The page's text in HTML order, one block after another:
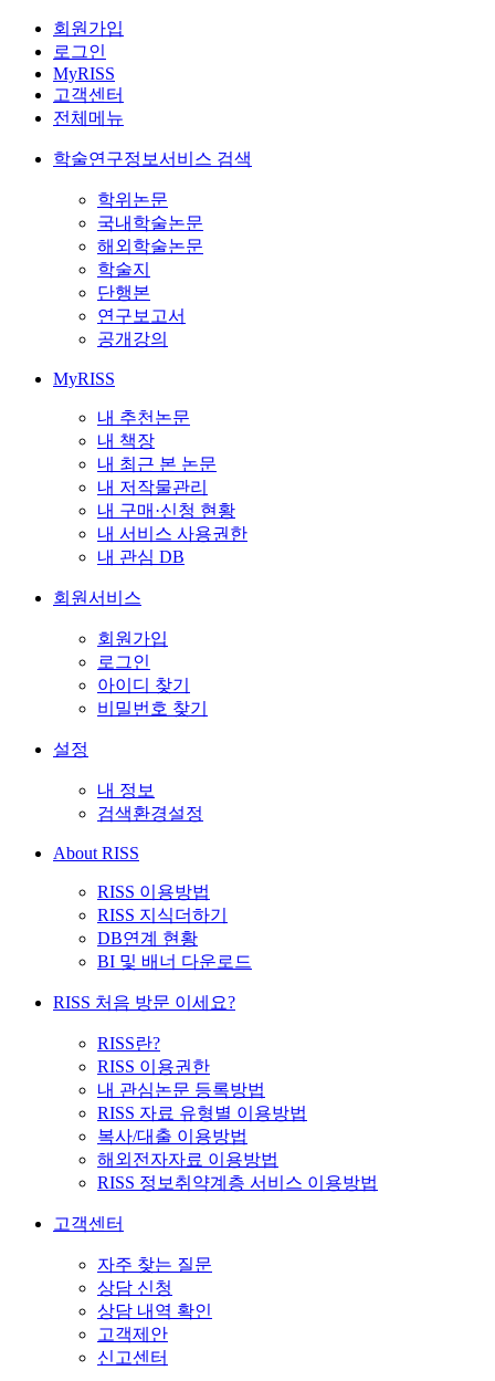
회원가입
로그인
MyRISS
고객센터
전체메뉴
학술연구정보서비스 검색
학위논문
국내학술논문
해외학술논문
학술지
단행본
연구보고서
공개강의
MyRISS
내 추천논문
내 책장
내 최근 본 논문
내 저작물관리
내 구매·신청 현황
내 서비스 사용권한
내 관심 DB
회원서비스
회원가입
로그인
아이디 찾기
비밀번호 찾기
설정
내 정보
검색환경설정
About RISS
RISS 이용방법
RISS 지식더하기
DB연계 현황
BI 및 배너 다운로드
RISS 처음 방문 이세요?
RISS란?
RISS 이용권한
내 관심논문 등록방법
RISS 자료 유형별 이용방법
복사/대출 이용방법
해외전자자료 이용방법
RISS 정보취약계층 서비스 이용방법
고객센터
자주 찾는 질문
상담 신청
상담 내역 확인
고객제안
신고센터